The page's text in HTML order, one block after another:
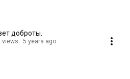
доброты.
views 5 years ago